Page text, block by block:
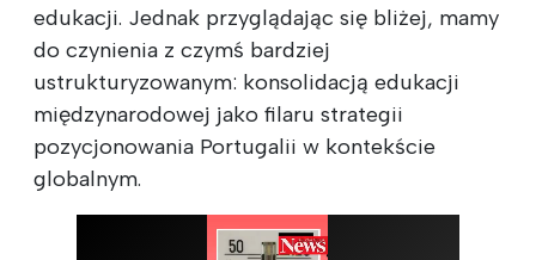
edukacji. Jednak przyglądając się bliżej, mamy
do czynienia z czymś bardziej
ustrukturyzowanym: konsolidacją edukacji
międzynarodowej jako filaru strategii
pozycjonowania Portugalii w kontekście
globalnym.